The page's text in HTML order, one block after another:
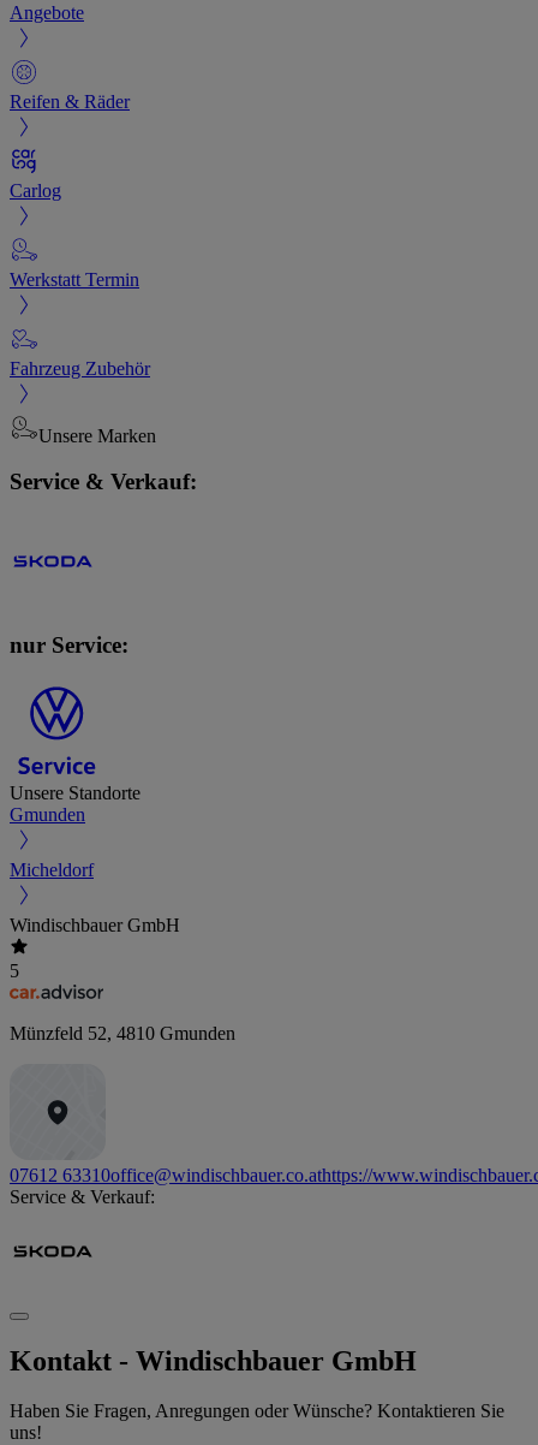
Angebote
Reifen & Räder
Carlog
Werkstatt Termin
Fahrzeug Zubehör
Unsere Marken
Service & Verkauf:
nur Service:
Unsere Standorte
Gmunden
Micheldorf
Windischbauer GmbH
5
Münzfeld 52, 4810 Gmunden
07612 63310office@windischbauer.co.athttps://
Service & Verkauf:
Kontakt - Windischbauer GmbH
Haben Sie Fragen, Anregungen oder Wünsche? Kontaktieren Sie
uns!